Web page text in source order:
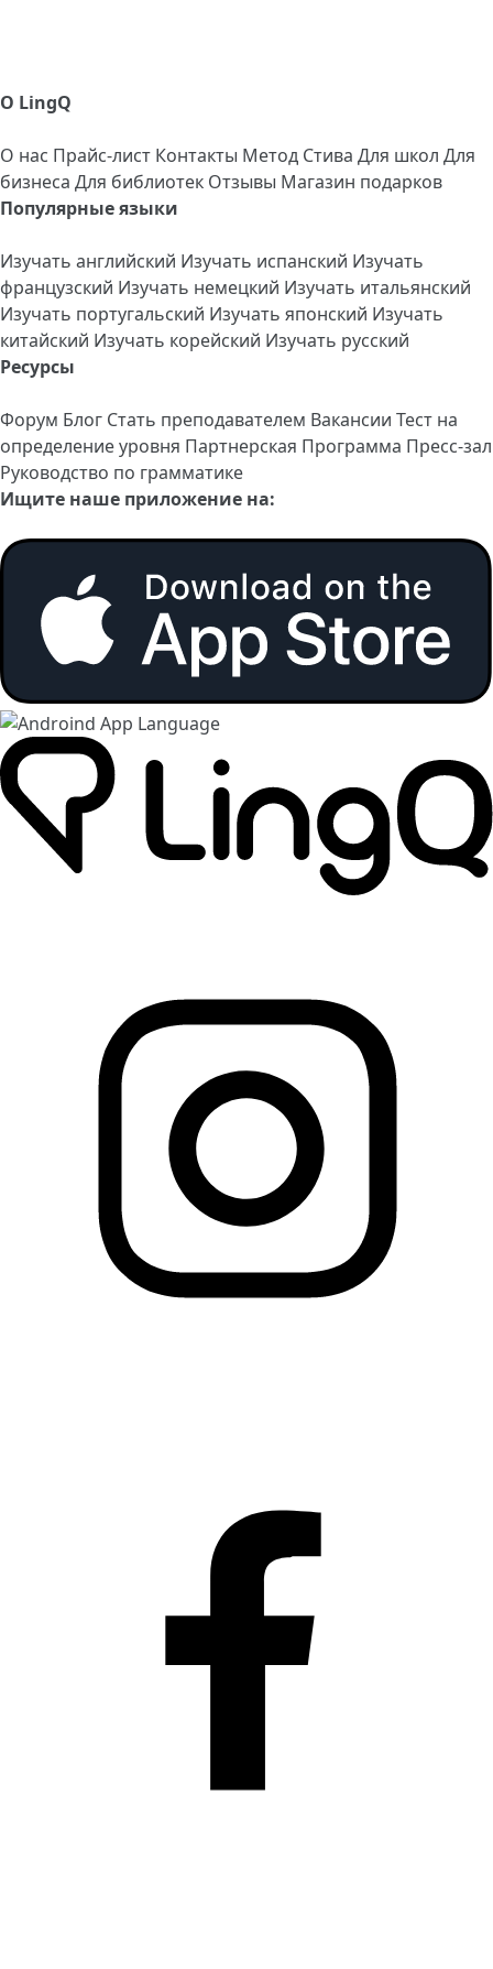
О LingQ
О нас Прайс-лист Контакты Метод Стива Для школ Для
бизнеса Для библиотек Отзывы Магазин подарков
Популярные языки
Изучать английский Изучать испанский Изучать
французский Изучать немецкий Изучать итальянский
Изучать португальский Изучать японский Изучать
китайский Изучать корейский Изучать русский
Ресурсы
Форум Блог Стать преподавателем Вакансии Тест на
определение уровня Партнерская Программа Пресс-зал
Руководство по грамматике
Ищите наше приложение на: